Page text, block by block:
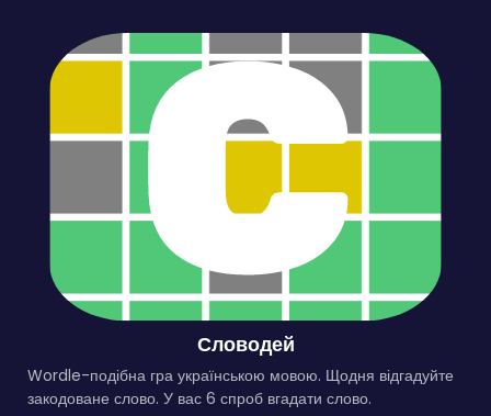
Словодей
Wordle-подібна гра українською мовою. Щодня відгадуйте
закодоване слово. У вас 6 спроб вгадати слово.